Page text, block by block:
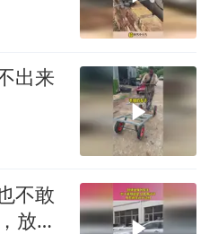
出来
不敢
放在